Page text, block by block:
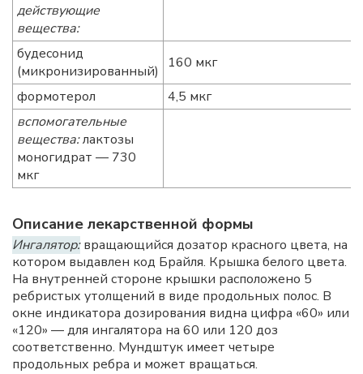
действующие
вещества:
будесонид
(микронизированный)
160 мкг
формотерол
4,5 мкг
вспомогательные
вещества:лактозы
моногидрат — 730
мкг
Описание лекарственной формы
Ингалятор:вращающийся дозатор красного цвета, на
котором выдавлен код Брайля. Крышка белого цвета.
На внутренней стороне крышки расположено 5
ребристых утолщений в виде продольных полос. В
окне индикатора дозирования видна цифра «60» или
«120» — для ингалятора на 60 или 120 доз
соответственно. Мундштук имеет четыре
продольных ребра и может вращаться.